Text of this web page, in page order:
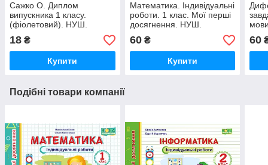
Сажко О. Диплом
випускника 1 класу.
(фіолетовий). НУШ.
18 ₴
Купити
Математика. Індивідуальні
роботи. 1 клас. Мої перші
досягнення. НУШ.
60₴
Купити
1
60
Подібні товари компанії